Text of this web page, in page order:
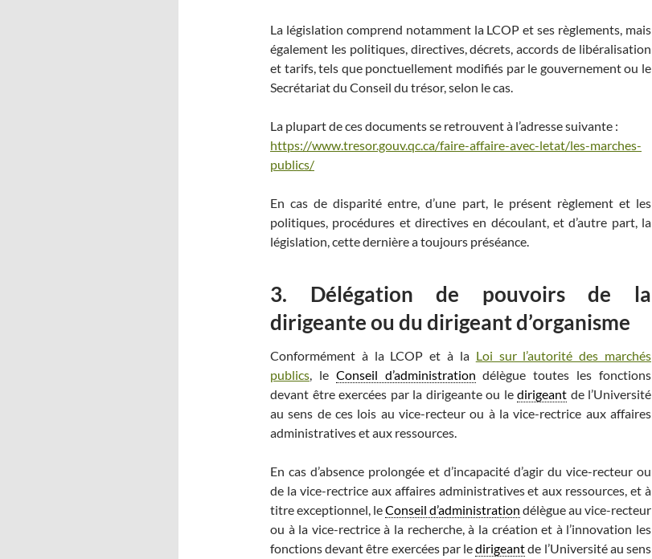
La législation comprend notamment la LCOP et ses règlements, mais
également les politiques, directives, décrets, accords de libéralisation
et tarifs, tels que ponctuellement modifiés par le gouvernement ou le
Secrétariat du Conseil du trésor, selon le cas.
La plupart de ces documents se retrouvent à l’adresse suivante :
https://www.tresor.gouv.qc.ca/faire-affaire-avec-letat/les-marches-
publics/
En cas de disparité entre, d’une part, le présent règlement et les
politiques, procédures et directives en découlant, et d’autre part, la
législation, cette dernière a toujours préséance.
3. Délégation de pouvoirs de la
dirigeante ou du dirigeant d’organisme
Conformément à la LCOP et à la Loi sur l’autorité des marchés
publics, le Conseil d’administration délègue toutes les fonctions
devant être exercées par la dirigeante ou le dirigeant de l’Université
au sens de ces lois au vice-recteur ou à la vice-rectrice aux affaires
administratives et aux ressources.
En cas d’absence prolongée et d’incapacité d’agir du vice-recteur ou
de la vice-rectrice aux affaires administratives et aux ressources, et à
titre exceptionnel, leConseil d’administration délègue au vice-recteur
ou à la vice-rectrice à la recherche, à la création et à l’innovation les
fonctions devant être exercées par ledirigeantde l’Université au sens